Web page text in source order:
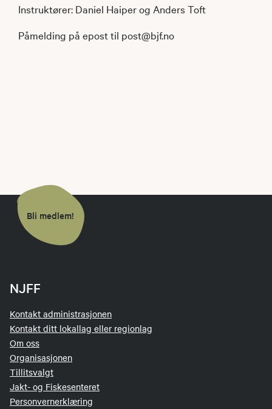
Instruktører: Daniel Haiper og Anders Toft
Påmelding på epost til post@bjf.no
Bli medlem!
NJFF
Kontakt administrasjonen
Kontakt ditt lokallag eller regionlag
Om oss
Organisasjonen
Tillitsvalgt
Jakt- og Fiskesenteret
Personvernerklæring